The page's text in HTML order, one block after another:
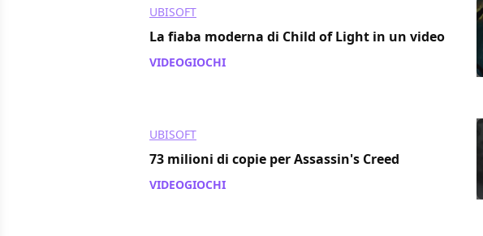
UBISOFT
La fiaba moderna di Child of Light in un video
VIDEOGIOCHI
UBISOFT
73 milioni di copie per Assassin's Creed
VIDEOGIOCHI